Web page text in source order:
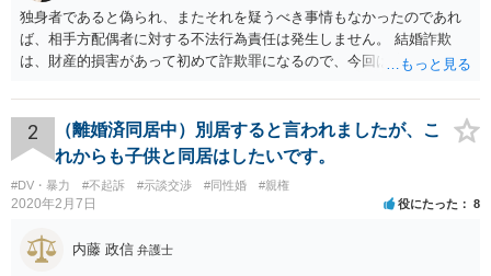
独身者であると偽られ、またそれを疑うべき事情もなかったのであれ
ば、相手方配偶者に対する不法行為責任は発生しません。 結婚詐欺
は、財産的損害があって初めて詐欺罪になるので、今回は該当しませ
であることを知っていれば交際しなかったといえる場合に、慰謝料請
求が可能です。 LINEなどで、結婚を当然の前提にした関係だったこと
を立証できる場合は、請求は可能と考えます。
2
（離婚済同居中）別居すると言われましたが、こ
れからも子供と同居はしたいです。
#DV・暴力 #不起訴 #示談交渉 #同性婚 #親権
2020年2月7日 役にたった 8
内藤 政信 弁護士